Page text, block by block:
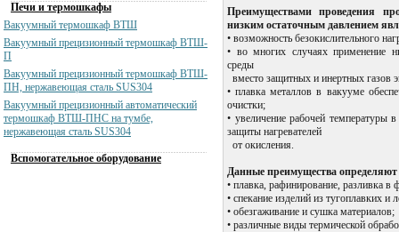
Печи и термошкафы
Вакуумный термошкаф ВТШ
Вакуумный прецизионный термошкаф ВТШ-
П
Вакуумный прецизионный термошкаф ВТШ-
ПН, нержавеющая сталь SUS304
Вакуумный прецизионный автоматический
термошкаф ВТШ-ПНС на тумбе,
нержавеющая сталь SUS304
Вспомогательное оборудование
Преимуществами проведения
низким остаточным давлением
• возможность безокислительного
• во многих случаях применение
среды
вместо защитных и инертных газов
• плавка металлов в вакууме
очистки;
• увеличение рабочей температуры
защиты нагревателей
от окисления.
Данные преимущества
• плавка, рафинирование, разливка
• спекание изделий из тугоплавких
• обезгаживание и сушка материалов;
• различные виды термической